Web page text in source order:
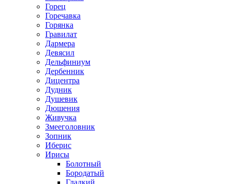
Горец
Горечавка
Горянка
Гравилат
Дармера
Девясил
Дельфиниум
Дербенник
Дицентра
Дудник
Душевик
Дюшения
Живучка
Змееголовник
Зопник
Иберис
Ирисы
Болотный
Бородатый
Гладкий